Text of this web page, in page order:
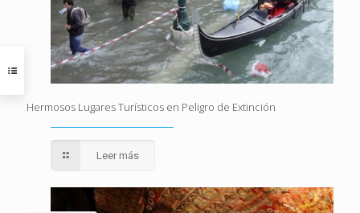
Hermosos Lugares Turísticos en Peligro de Extinción
Leer más